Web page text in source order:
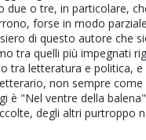
due o tre, in particolare,
forse in modo
di questo autore che
tra quelli più impegnati
tra letteratura e politica, e
non sempre come
è "Nel ventre della
degli altri purtroppo